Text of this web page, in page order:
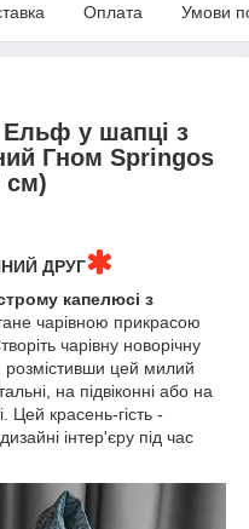
Оплата Умови
у шапці з
Гном Springos
см)
ДРУГ
капелюсі з
чарівною прикрасою
чарівну новорічну
розмістивши цей милий
на підвіконні або на
Цей красень-гість -
інтер'єру під час